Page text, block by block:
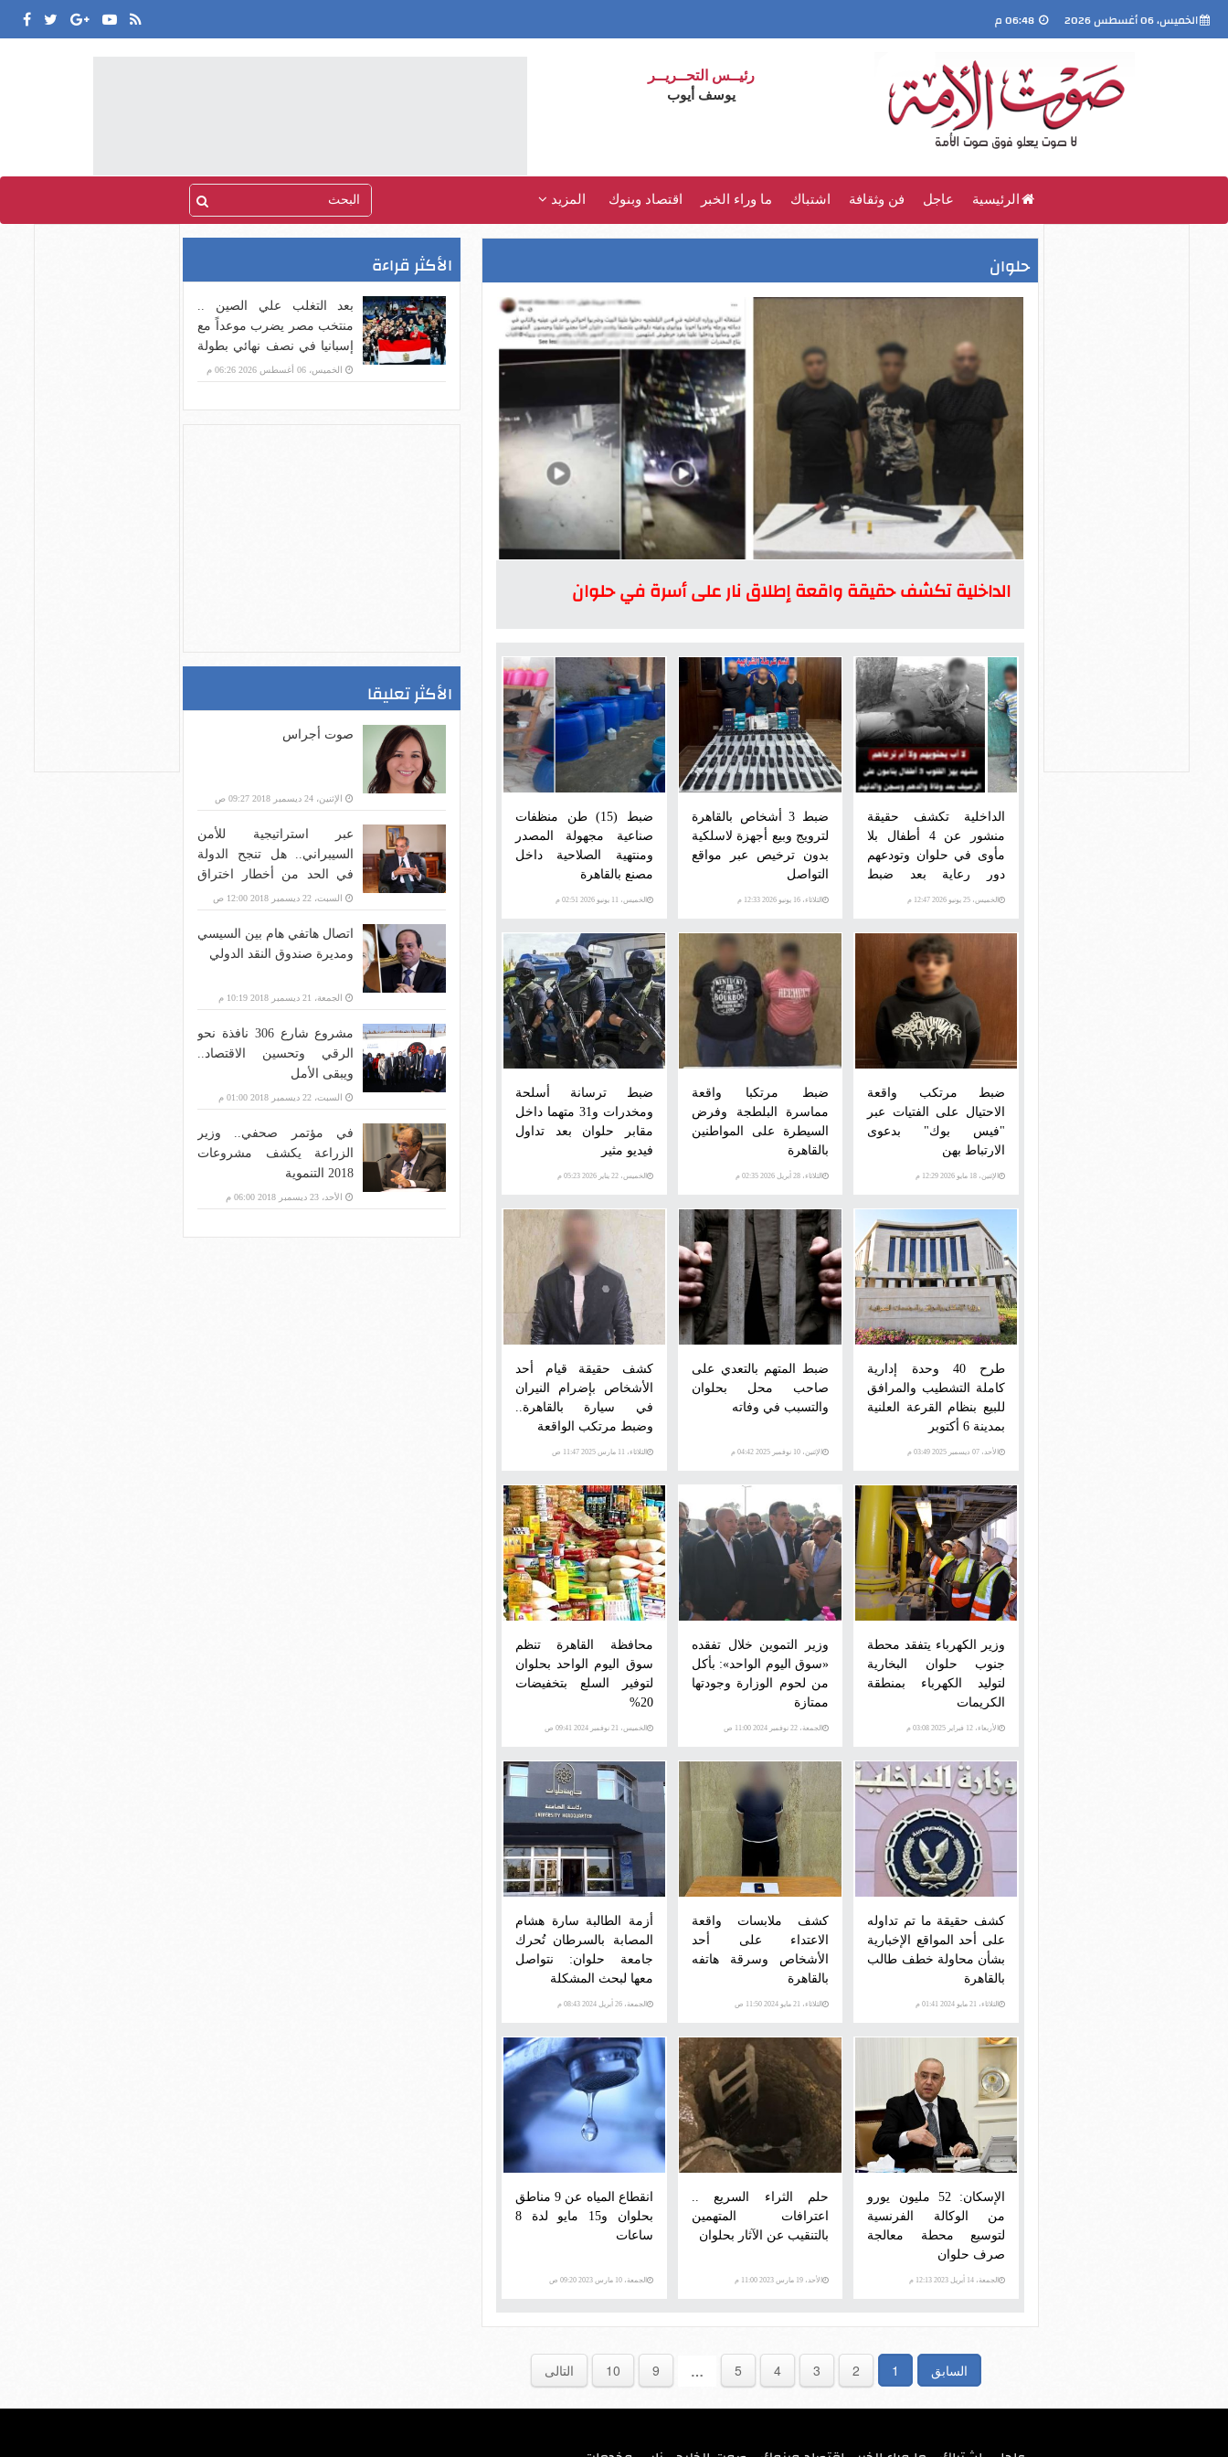
الخميس، 06 أغسطس 2026
رئيــس التحــريــر
يوسف أيوب
الرئيسية عاجل فن وثقافة اشتباك ما وراء الخبر اقتصاد وبنوك المزيد
حلوان
الداخلية تكشف حقيقة واقعة إطلاق نار على أسرة في حلوان
الداخلية تكشف حقيقة
منشور عن 4 أطفال بلا
مأوى في حلوان وتودعهم
دور رعاية بعد ضبط
ملابسات الواقعة
الخميس، 25 يونيو 2026 12:47 م
ضبط 3 أشخاص بالقاهرة
لترويج وبيع أجهزة لاسلكية
بدون ترخيص عبر مواقع
التواصل
الثلاثاء، 16 يونيو 2026 12:33 م
ضبط (15) طن منظفات
صناعية مجهولة المصدر
ومنتهية الصلاحية داخل
مصنع بالقاهرة
الخميس، 11 يونيو 2026 02:51 م
ضبط مرتكب واقعة
الاحتيال على الفتيات عبر
"فيس بوك" بدعوى
الارتباط بهن
الإثنين، 18 مايو 2026 12:29 م
ضبط مرتكبا واقعة
مماسرة البلطجة وفرض
السيطرة على المواطنين
بالقاهرة
الثلاثاء، 28 أبريل 2026 02:35 م
ضبط ترسانة أسلحة
ومخدرات و31 متهما داخل
مقابر حلوان بعد تداول
فيديو مثير
الخميس، 22 يناير 2026 05:23 م
طرح 40 وحدة إدارية
كاملة التشطيب والمرافق
للبيع بنظام القرعة العلنية
بمدينة 6 أكتوبر
الأحد، 07 ديسمبر 2025 03:49 م
ضبط المتهم بالتعدي على
صاحب محل بحلوان
والتسبب في وفاته
الإثنين، 10 نوفمبر 2025 04:42 م
كشف حقيقة قيام أحد
الأشخاص بإضرام النيران
في سيارة بالقاهرة..
وضبط مرتكب الواقعة
الثلاثاء، 11 مارس 2025 11:47 ص
وزير الكهرباء يتفقد محطة
جنوب حلوان البخارية
لتوليد الكهرباء بمنطقة
الكريمات
الأربعاء، 12 فبراير 2025 03:08 م
وزير التموين خلال تفقده
«سوق اليوم الواحد»: بأكل
من لحوم الوزارة وجودتها
ممتازة
الجمعة، 22 نوفمبر 2024 11:00 ص
محافظة القاهرة تنظم
سوق اليوم الواحد بحلوان
لتوفير السلع بتخفيضات
20%
الخميس، 21 نوفمبر 2024 09:41 ص
كشف حقيقة ما تم تداوله
على أحد المواقع الإخبارية
بشأن محاولة خطف طالب
بالقاهرة
الثلاثاء، 21 مايو 2024 01:41 م
كشف ملابسات واقعة
الاعتداء على أحد
الأشخاص وسرقة هاتفه
بالقاهرة
الثلاثاء، 21 مايو 2024 11:50 ص
أزمة الطالبة سارة هشام
المصابة بالسرطان تُحرك
جامعة حلوان: نتواصل
معها لبحث المشكلة
الجمعة، 26 أبريل 2024 08:43 م
الإسكان: 52 مليون يورو
من الوكالة الفرنسية
لتوسيع محطة معالجة
صرف حلوان
الجمعة، 14 أبريل 2023 12:13 م
حلم الثراء السريع ..
اعترافات المتهمين
بالتنقيب عن الآثار بحلوان
الأحد، 19 مارس 2023 11:00 م
انقطاع المياه عن 9 مناطق
بحلوان و15 مايو لدة 8
ساعات
الجمعة، 10 مارس 2023 09:20 ص
السابق 1
2
3
4
5
…
9
10 التالى
الأكثر قراءة
بعد التغلب علي الصين ..
منتخب مصر يضرب موعداً مع
إسبانيا في نصف نهائي بطولة
العالم لناشئات اليد
الخميس، 06 أغسطس 2026 06:26 م
الأكثر تعليقا
صوت أجراس
الإثنين، 24 ديسمبر 2018 09:27 ص
عبر استراتيجية للأمن
السيبراني.. هل تنجح الدولة
في الحد من أخطار اختراق
بنية الاتصالات؟
السبت، 22 ديسمبر 2018 12:00 ص
اتصال هاتفي هام بين السيسي
ومديرة صندوق النقد الدولي
الجمعة، 21 ديسمبر 2018 10:19 م
مشروع شارع 306 نافذة نحو
الرقي وتحسين الاقتصاد..
ويبقى الأمل
السبت، 22 ديسمبر 2018 01:00 م
في مؤتمر صحفي.. وزير
الزراعة يكشف مشروعات
2018 التنموية
الأحد، 23 ديسمبر 2018 06:00 م